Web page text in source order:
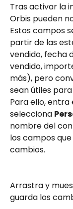
Tras activar la
Orbis pueden
Estos campos
partir de las
vendido, fecha
vendido,
más), pero
sean útiles
Para ello,
selecciona
nombre del
los campos
cambios.
Arrastra y
guarda los